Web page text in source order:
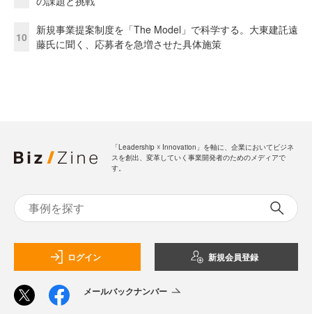
10
新規事業提案制度を「The Model」で科学する。大東建託遠
藤氏に聞く、応募者を急増させた具体施策
「Leadership ☓ Innovation」を軸に、企業においてビジネ
スを創出、変革していく事業開発者のためのメディアで
す。
ログイン 新規会員登録
メールバックナンバー